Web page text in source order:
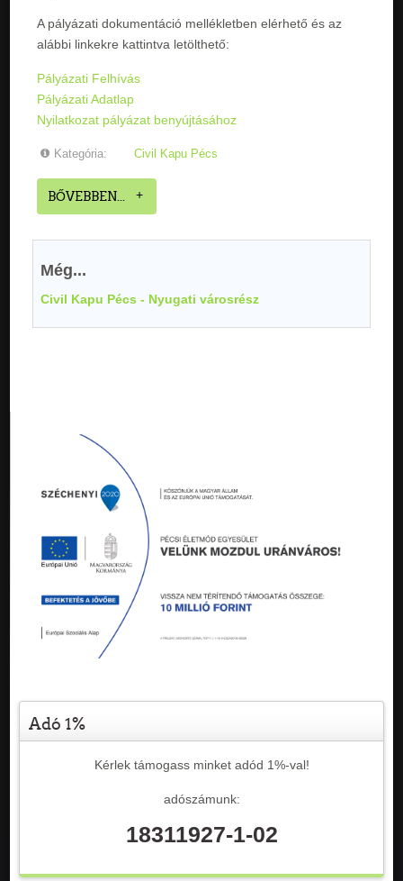
A pályázati dokumentáció mellékletben elérhető és az
alábbi linkekre kattintva letölthető:
Pályázati Felhívás
Pályázati Adatlap
Nyilatkozat pályázat benyújtásához
Kategória: Civil Kapu Pécs
BŐVEBBEN...
Még...
Civil Kapu Pécs - Nyugati városrész
Adó 1%
Kérlek támogass minket adód 1%-val!
adószámunk:
18311927-1-02